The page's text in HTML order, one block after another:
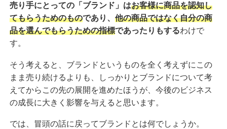
売り手にとっての「ブランド」はお客様に商品を認知し
てもらうためのものであり、 他の商品ではなく自分の商
品を選んでもらうための指標であったりもするわけで
す。
そう考えると、ブランドというものを全く考えずにこの
まま売り続けるよりも、しっかりとブランドについて考
えてからこの先の展開を進めたほうが、今後のビジネス
の成長に大きく影響を与えると思います。
では、冒頭の話に戻ってブランドとは何でしょうか。